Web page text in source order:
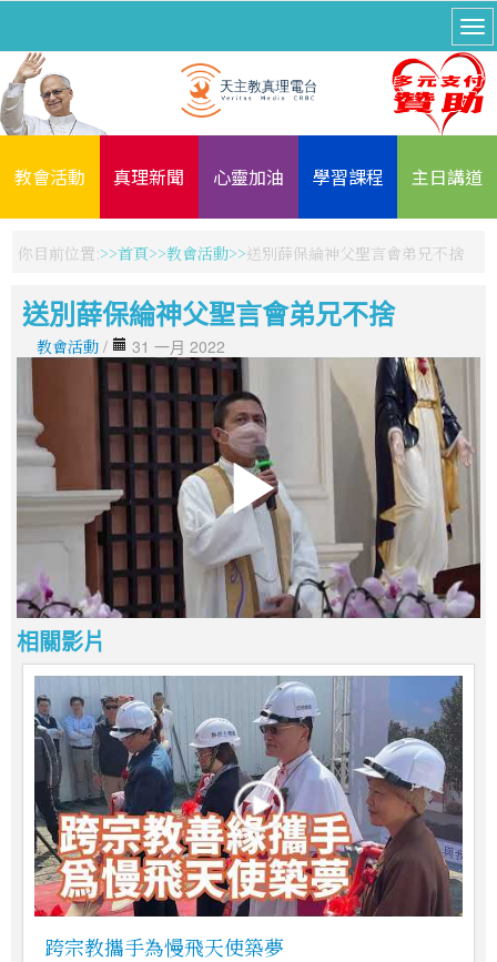
教會活動 真理新聞 心靈加油 學習課程 主日講道
你目前位置: 首頁 教會活動 送別薛保綸神父聖言會弟兄不捨
送別薛保綸神父聖言會弟兄不捨
教會活動 / 31 一月 2022
相關影片
跨宗教攜手為慢飛天使築夢